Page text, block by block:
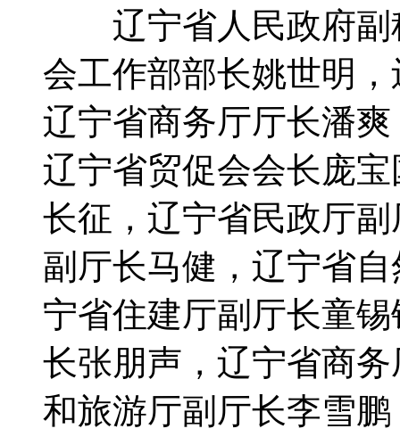
辽宁省人民政府副
会工作部部长姚世明
辽宁省商务厅厅长潘
辽宁省贸促会会长庞
长征，辽宁省民政厅
副厅长马健，辽宁省
宁省住建厅副厅长童
长张朋声，辽宁省商
和旅游厅副厅长李雪